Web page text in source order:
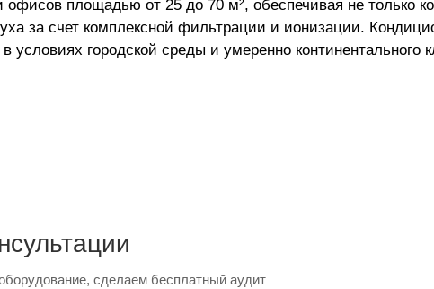
площадью от 25 до 70 м², обеспечивая не только
за счет комплексной фильтрации и ионизации.
городской среды и умеренно континентального
сделаем бесплатный аудит